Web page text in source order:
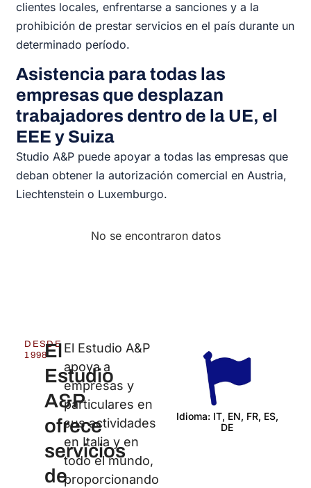
clientes locales, enfrentarse a sanciones y a la
prohibición de prestar servicios en el país durante un
determinado período.
Asistencia para todas las
empresas que desplazan
trabajadores dentro de la UE, el
EEE y Suiza
Studio A&P puede apoyar a todas las empresas que
deban obtener la autorización comercial en Austria,
Liechtenstein o Luxemburgo.
No se encontraron datos
DESDE
1998El
Estudio
A&P
ofrece
servicios
de
El Estudio A&P
apoya a
empresas y
particulares en
sus actividades
en Italia y en
todo el mundo,
proporcionando
Idioma: IT, EN, FR, ES,
DE